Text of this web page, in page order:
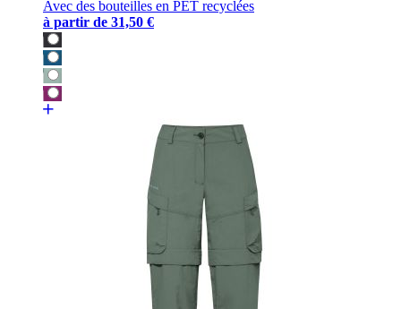
Avec des bouteilles en PET recyclées
à partir de 31,50 €